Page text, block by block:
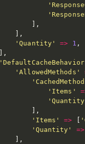
,
,
'Quantity'
=> 1 ,
,
'AllowedMethods'
'Items'
=
,
'Items'
=>
'Quantity'
=>
,